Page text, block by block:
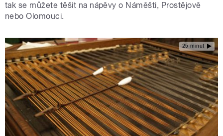
tak se můžete těšit na nápěvy o Náměšti, Prostějově
nebo Olomouci.
25 minut